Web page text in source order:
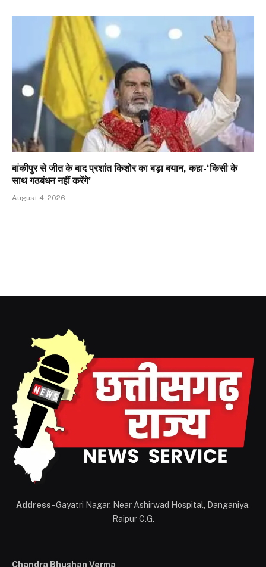
बांकीपुर से जीत के बाद प्रशांत किशोर का बड़ा बयान, कहा-‘किसी के
साथ गठबंधन नहीं करेंगे’
August 4, 2026
Address- Gayatri Nagar, Near Ashirwad Hospital, Danganiya,
Raipur C.G.
Chandra Bhushan Verma